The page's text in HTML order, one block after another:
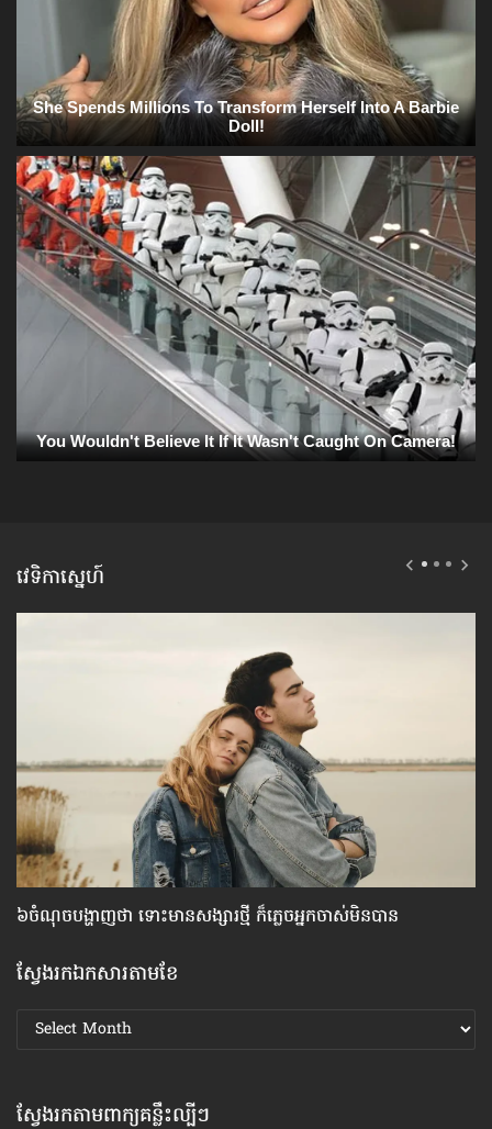
វេទិកាស្នេហ៍
៦ចំណុច​បង្ហាញ​ថា ទោះ​មាន​សង្សារ​ថ្មី ក៏​ភ្លេច​អ្នក​ចាស់​មិន​បាន
ស្វែងរកឯកសារតាមខែ
ស្វែងរក
ឯកសារ
ស្វែងរកតាមពាក្យគន្លឹះល្បីៗ